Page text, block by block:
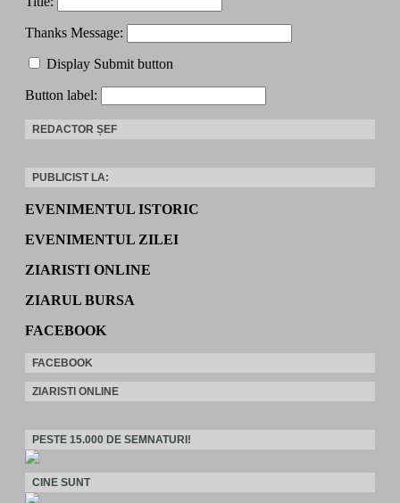
Thanks Message:
Display Submit button
Button label:
REDACTOR ȘEF
PUBLICIST LA:
EVENIMENTUL ISTORIC
EVENIMENTUL ZILEI
ZIARISTI ONLINE
ZIARUL BURSA
FACEBOOK
FACEBOOK
ZIARISTI ONLINE
PESTE 15.000 DE SEMNATURI!
CINE SUNT